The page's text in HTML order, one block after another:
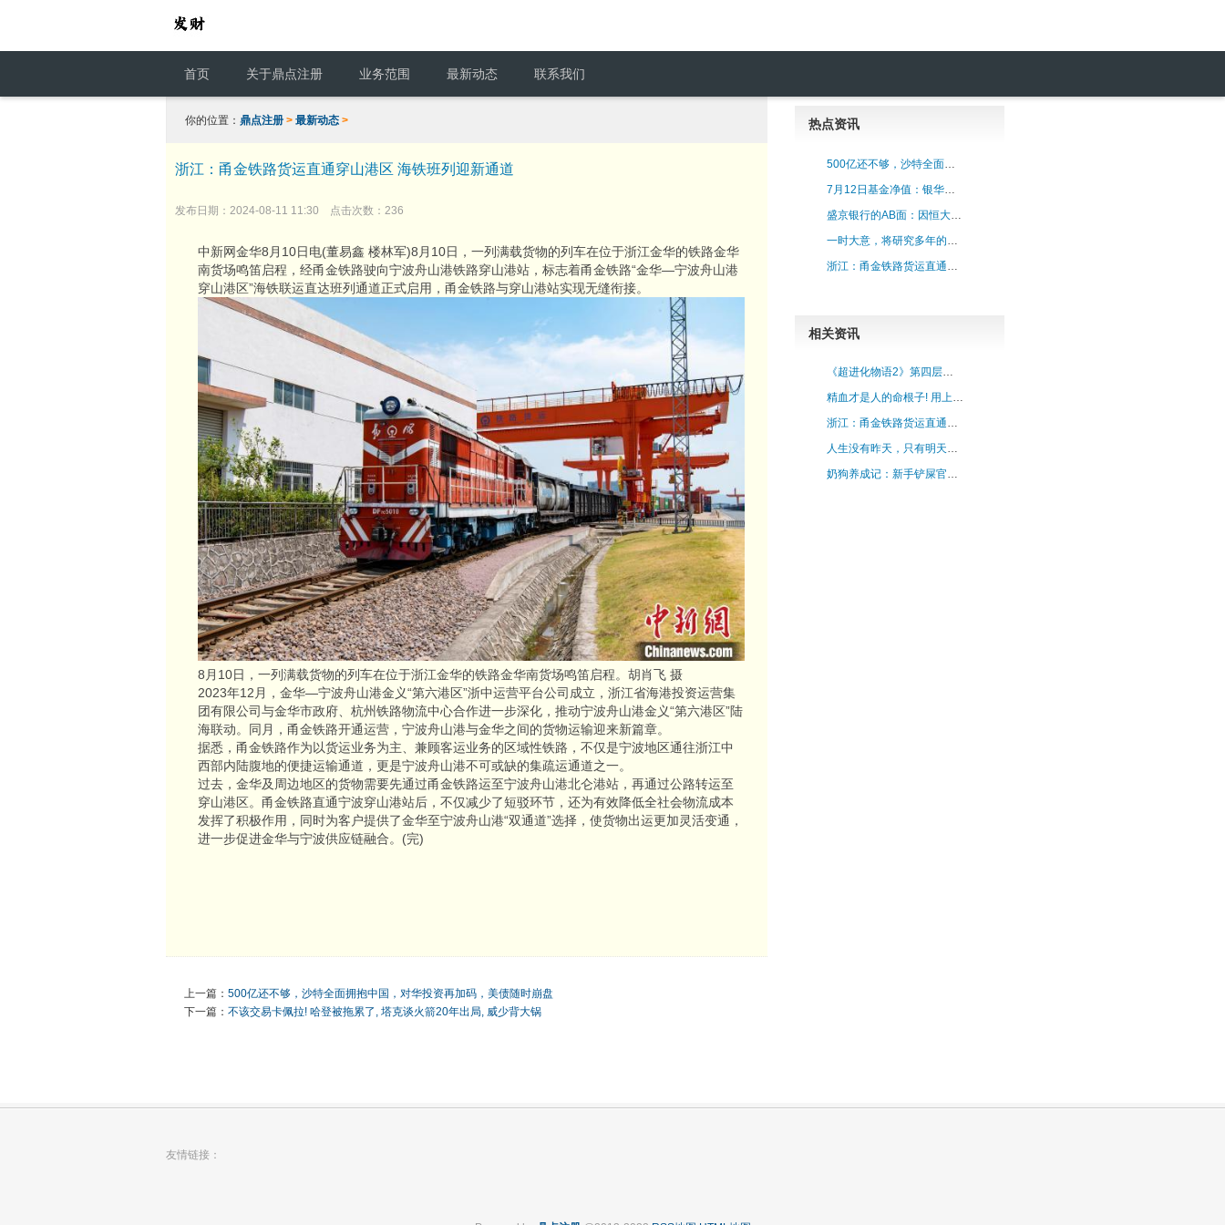
首页 关于鼎点注册 业务范围 最新动态 联系我们
你的位置： 鼎点注册 > 最新动态 >
浙江：甬金铁路货运直通穿山港区 海铁班列迎新通道
发布日期：2024-08-11 11:30 点击次数：236
中新网金华8月10日电(董易鑫 楼林军)8月10日，一列满载货物的列车在位于浙江金华的铁路金华
南货场鸣笛启程，经甬金铁路驶向宁波舟山港铁路穿山港站，标志着甬金铁路“金华—宁波舟山港
穿山港区”海铁联运直达班列通道正式启用，甬金铁路与穿山港站实现无缝衔接。
8月10日，一列满载货物的列车在位于浙江金华的铁路金华南货场鸣笛启程。胡肖飞 摄
2023年12月，金华—宁波舟山港金义“第六港区”浙中运营平台公司成立，浙江省海港投资运营集
团有限公司与金华市政府、杭州铁路物流中心合作进一步深化，推动宁波舟山港金义“第六港区”陆
海联动。同月，甬金铁路开通运营，宁波舟山港与金华之间的货物运输迎来新篇章。
据悉，甬金铁路作为以货运业务为主、兼顾客运业务的区域性铁路，不仅是宁波地区通往浙江中
西部内陆腹地的便捷运输通道，更是宁波舟山港不可或缺的集疏运通道之一。
过去，金华及周边地区的货物需要先通过甬金铁路运至宁波舟山港北仑港站，再通过公路转运至
穿山港区。甬金铁路直通宁波穿山港站后，不仅减少了短驳环节，还为有效降低全社会物流成本
发挥了积极作用，同时为客户提供了金华至宁波舟山港“双通道”选择，使货物出运更加灵活变通，
进一步促进金华与宁波供应链融合。(完)
上一篇： 500亿还不够，沙特全面拥抱中国，对华投资再加码，美债随时崩盘
下一篇： 不该交易卡佩拉! 哈登被拖累了, 塔克谈火箭20年出局, 威少背大锅
热点资讯
500亿还不够，沙特全面拥抱中国，对华投资再加码，美债随时崩盘
7月12日基金净值：银华安丰中短期政策性金融债债券A最新净值1.0405，涨0.
盛京银行的AB面：因恒大而积重难返，“老将”石阳拿最高薪酬
一时大意，将研究多年的精神分裂方子教给了朋友，没想到，短短一年时间，他却用此方赚
浙江：甬金铁路货运直通穿山港区 海铁班列迎新通道
相关资讯
《超进化物语2》第四层世界探索记录：大！实在是太大了！
精血才是人的命根子! 用上这两味 一补精二补血 阴阳同补才是上上策
浙江：甬金铁路货运直通穿山港区 海铁班列迎新通道
人生没有昨天，只有明天【人生感悟】
奶狗养成记：新手铲屎官的0-8月生存手册_训练_狗狗_进行
友情链接：